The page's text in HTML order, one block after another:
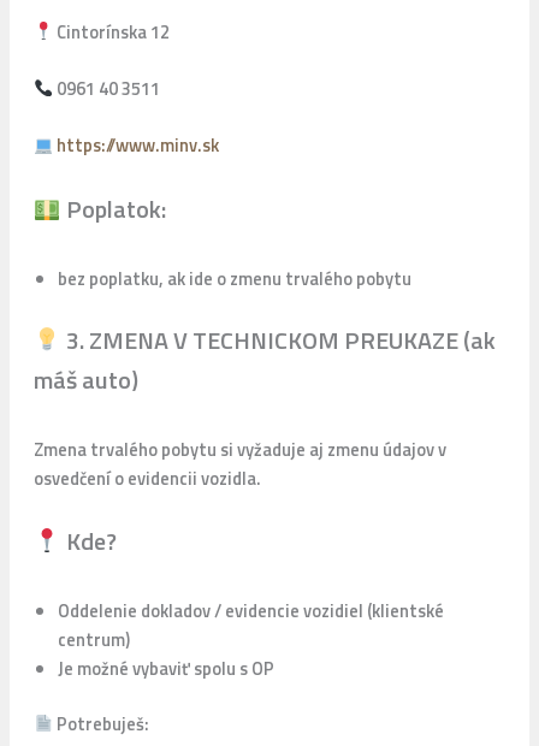
Cintorínska 12
0961 40 3511
https://www.minv.sk
Poplatok:
bez poplatku, ak ide o zmenu trvalého pobytu
3. ZMENA V TECHNICKOM PREUKAZE (ak
máš auto)
Zmena trvalého pobytu si vyžaduje aj zmenu údajov v
osvedčení o evidencii vozidla.
Kde?
Oddelenie dokladov / evidencie vozidiel (klientské
centrum)
Je možné vybaviť spolu s OP
Potrebuješ: